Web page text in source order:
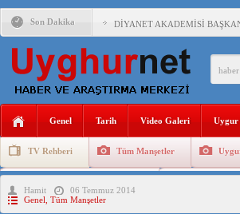
Son Dakika DİYANET AKADEMİSİ
150 YILDIR KAYNAYAN
MHP’DEN URUMÇİ
ÇİN’İN ANKARA
SAADET PARTİSİ İLÇE
Genel Tarih Video Galeri Uygur
TV Rehberi Tüm Manşetler
Uygurlarda Düğün ve Cenaze
Hamit
06 Temmuz 2014
Genel Tüm Manşetler